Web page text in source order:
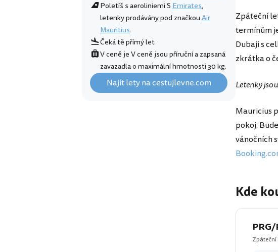
Poletíš s aeroliniemi SEmirates,
letenky prodávány pod značkouAir
Mauritius.
Čeká tě přímý let
V ceně je V ceně jsou příruční a zapsaná
zavazadla o maximální hmotnosti 30 kg.
Najít lety na cestujlevne.com
Zpáteční
termínům
Dubaji s
zkrátka o
Letenky
Mauricius
pokoj.
vánočních
Kde
Zpáteční